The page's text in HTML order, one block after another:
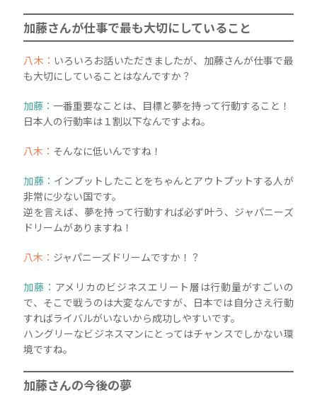
加藤さんが仕事で最も大切にしていること
八木： いろいろお話いただきましたが、加藤さんが仕事で最
も大切にしていることはなんですか？
加藤： 一番重要なことは、目標と夢を持って行動すること！
日本人の行動率は１割以下なんですよね。
八木： そんなに低いんですね！
加藤： インプットしたことをちゃんとアウトプットする人が
非常に少ない国です。
逆を言えば、夢を持って行動すれば必ず叶う、ジャパニーズ
ドリームがありますね！
八木： ジャパニーズドリームですか！？
加藤： アメリカのビジネスエリート層は行動量がすごいの
で、そこで戦うのは大変なんですが、日本では自分さえ行動
すればライバルがいないから成功しやすいです。
ハングリーなビジネスマンにとってはチャンスでしかない環
境ですね。
加藤さんの今後の夢